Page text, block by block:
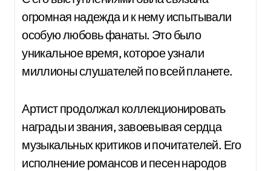
огромная надежда и к нему испытывали
особую любовь фанаты. Это было
уникальное время, которое узнали
миллионы слушателей по всей планете.
Артист продолжал коллекционировать
награды и звания, завоевывая сердца
музыкальных критиков и почитателей. Его
исполнение романсов и песен народов